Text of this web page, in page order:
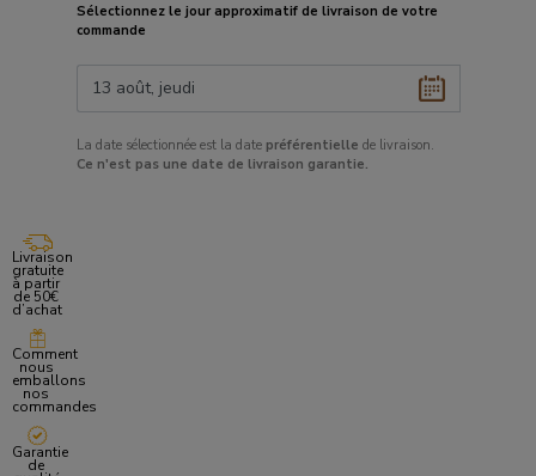
Sélectionnez le jour approximatif de livraison de votre
commande
La date sélectionnée est la date préférentielle de livraison.
Ce n'est pas une date de livraison garantie.
Livraison
gratuite
à partir
de 50€
d’achat
Comment
nous
emballons
nos
commandes
Garantie
de